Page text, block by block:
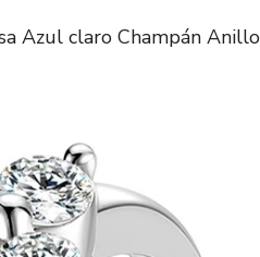
Azul claro Champán